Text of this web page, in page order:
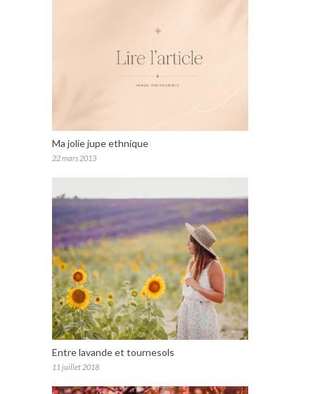
Ma jolie jupe ethnique
22 mars 2013
Entre lavande et tournesols
11 juillet 2018